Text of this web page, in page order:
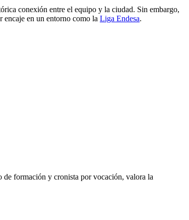
conexión entre el equipo y la ciudad. Sin embargo,
encaje en un entorno como la Liga Endesa.
formación y cronista por vocación, valora la